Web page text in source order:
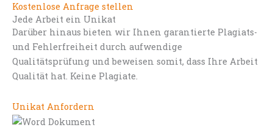
Kostenlose Anfrage stellen
Jede Arbeit ein Unikat
Darüber hinaus bieten wir Ihnen garantierte Plagiats-
und Fehlerfreiheit durch aufwendige
Qualitätsprüfung und beweisen somit, dass Ihre Arbeit
Qualität hat. Keine Plagiate.
Unikat Anfordern